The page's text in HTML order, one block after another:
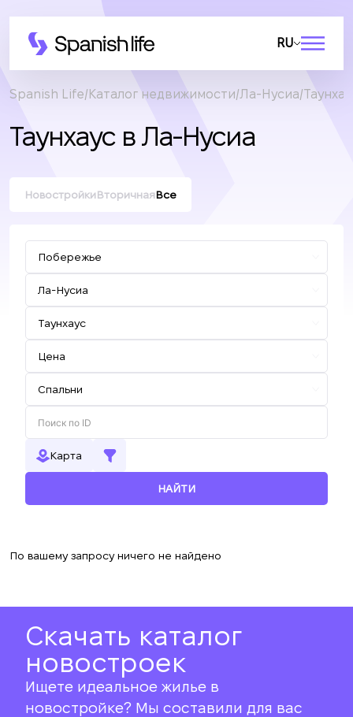
RU
Spanish Life Каталог недвижимости Ла-Нусиа
Таунхаус в Ла-Нусиа
НовостройкиВторичнаяВсе
Карта
НАЙТИ
По вашему запросу ничего не найдено
Скачать каталог
новостроек
Ищете идеальное жилье в
новостройке? Мы составили для вас